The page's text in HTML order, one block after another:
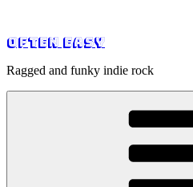
content
Often Easy
Ragged and funky indie rock